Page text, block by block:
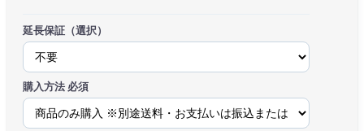
延長保証（選択）
購入方法 必須